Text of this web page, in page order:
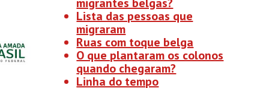
Lista das pessoas que
migraram
Ruas com toque belga
O que plantaram os colonos
quando chegaram?
Linha do tempo